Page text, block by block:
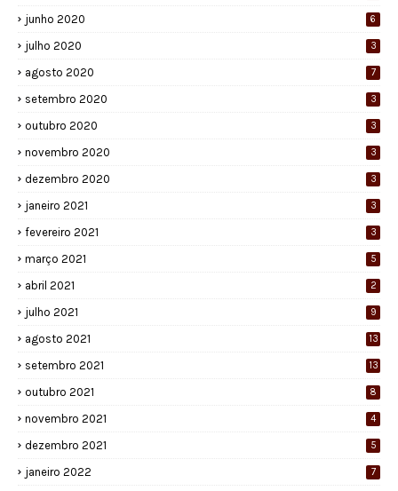
junho 2020 6
julho 2020 3
agosto 2020 7
setembro 2020 3
outubro 2020 3
novembro 2020 3
dezembro 2020 3
janeiro 2021 3
fevereiro 2021 3
março 2021 5
abril 2021 2
julho 2021 9
agosto 2021 13
setembro 2021 13
outubro 2021 8
novembro 2021 4
dezembro 2021 5
janeiro 2022 7